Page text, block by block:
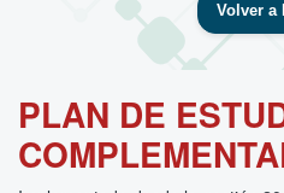
Volver a
PLAN DE